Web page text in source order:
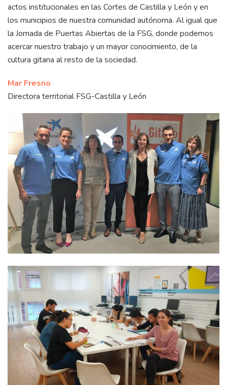
actos institucionales en las Cortes de Castilla y León y en
los municipios de nuestra comunidad autónoma. Al igual que
la Jornada de Puertas Abiertas de la FSG, donde podemos
acercar nuestro trabajo y un mayor conocimiento, de la
cultura gitana al resto de la sociedad.
Mar Fresno
Directora territorial FSG-Castilla y León